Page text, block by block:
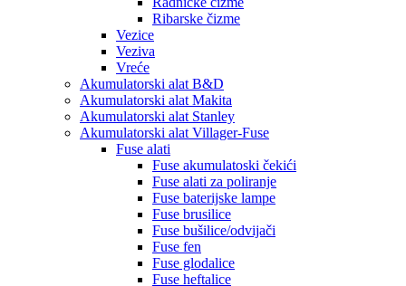
Ribarske čizme
Vezice
Veziva
Vreće
Akumulatorski alat B&D
Akumulatorski alat Makita
Akumulatorski alat Stanley
Akumulatorski alat Villager-Fuse
Fuse alati
Fuse akumulatoski čekići
Fuse alati za poliranje
Fuse baterijske lampe
Fuse brusilice
Fuse bušilice/odvijači
Fuse fen
Fuse glodalice
Fuse heftalice